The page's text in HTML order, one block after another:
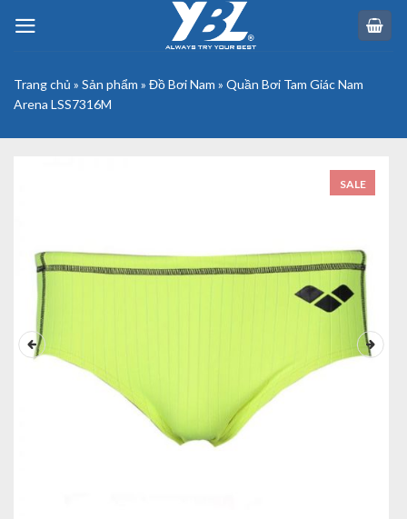
Trang chủ » Sản phẩm » Đồ Bơi Nam » Quần Bơi Tam Giác Nam
Arena LSS7316M
SALE